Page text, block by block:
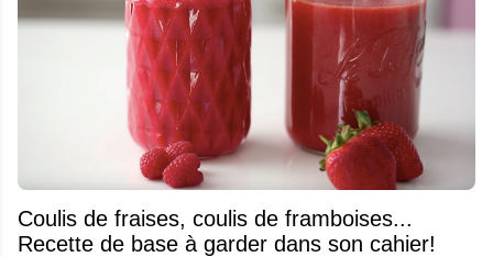
Coulis de fraises, coulis de framboises...
Recette de base à garder dans son cahier!